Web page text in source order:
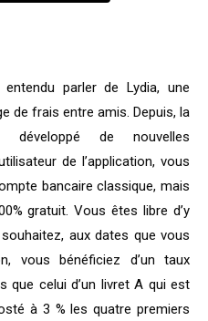
parler de Lydia, une
de frais entre amis. Depuis, la
de nouvelles
de l’application, vous
bancaire classique, mais
gratuit. Vous êtes libre d’y
aux dates que vous
vous bénéficiez d’un taux
que celui d’un livret A qui est
à 3 % les quatre premiers